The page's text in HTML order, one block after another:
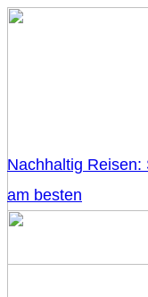
Nachhaltig
am besten